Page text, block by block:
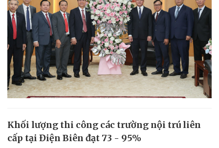
Khối lượng thi công các trường nội trú liên
cấp tại Điện Biên đạt 73 - 95%